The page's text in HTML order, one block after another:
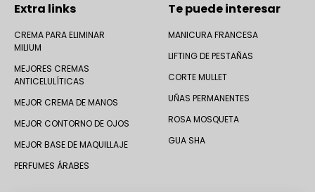
Extra links
CREMA PARA ELIMINAR
MILIUM
MEJORES CREMAS
ANTICELULÍTICAS
MEJOR CREMA DE MANOS
MEJOR CONTORNO DE OJOS
MEJOR BASE DE MAQUILLAJE
PERFUMES ÁRABES
Te puede interesar
MANICURA FRANCESA
LIFTING DE PESTAÑAS
CORTE MULLET
UÑAS PERMANENTES
ROSA MOSQUETA
GUA SHA